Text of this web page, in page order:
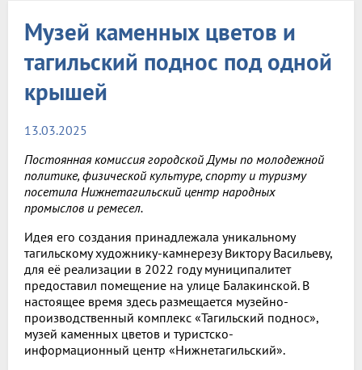
Музей каменных цветов и
тагильский поднос под одной
крышей
13.03.2025
Постоянная комиссия городской Думы по молодежной
политике, физической культуре, спорту и туризму
посетила Нижнетагильский центр народных
промыслов и ремесел.
Идея его создания принадлежала уникальному
тагильскому художнику-камнерезу Виктору Васильеву,
для её реализации в 2022 году муниципалитет
предоставил помещение на улице Балакинской. В
настоящее время здесь размещается музейно-
производственный комплекс «Тагильский поднос»,
музей каменных цветов и туристско-
информационный центр «Нижнетагильский».